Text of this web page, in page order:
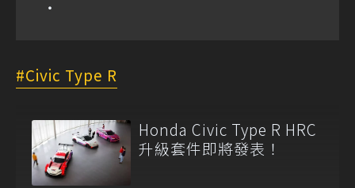
Civic Type R
Honda Civic Type R HRC
升級套件即將發表！